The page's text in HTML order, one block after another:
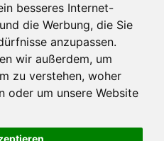
besseres Internet-
die Werbung, die Sie
anzupassen.
wir außerdem, um
zu verstehen, woher
oder um unsere Website
+
-
NACHRICHTEN AUF ENGLISCH